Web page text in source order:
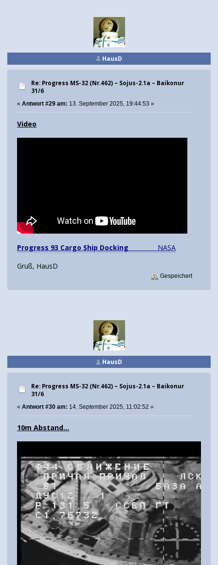
HausD
Re: Progress MS-32 (Nr.462) – Sojus-2.1а – Baikonur
31/6
« Antwort #29 am: 13. September 2025, 19:44:53 »
Video
Progress 93 Cargo Ship Docking NASA
Gruß, HausD
Gespeichert
HausD
Re: Progress MS-32 (Nr.462) – Sojus-2.1а – Baikonur
31/6
« Antwort #30 am: 14. September 2025, 11:02:52 »
10m Abstand...